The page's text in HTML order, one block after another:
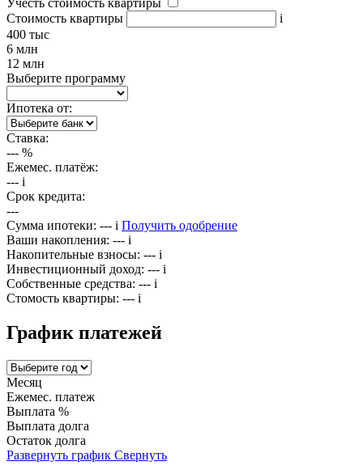
Стоимость квартиры
i
400 тыс
6 млн
12 млн
Выберите программу
Ипотека от:
Ставка:
--- %
Ежемес. платёж:
--- i
Срок кредита:
---
Сумма ипотеки: --- i Получить одобрение
Ваши накопления: --- i
Накопительные взносы: --- i
Инвестиционный доход: --- i
Собственные средства: --- i
Стомость квартиры: --- i
График платежей
Месяц
Ежемес. платеж
Выплата %
Выплата долга
Остаток долга
Развернуть график Свернуть